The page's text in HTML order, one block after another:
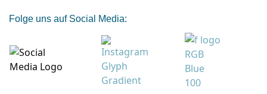
Folge uns auf Social Media: